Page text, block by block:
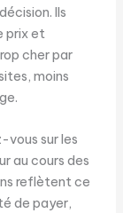
Ils
prix et
cher par
moins
vous sur les
au cours des
reflètent ce
de payer,